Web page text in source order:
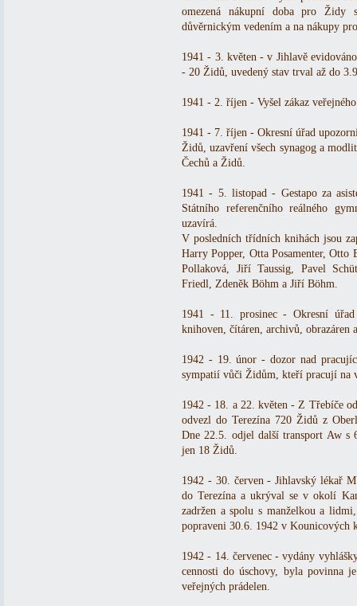
omezená nákupní doba pro Židy
důvěrnickým vedením a na nákupy
1941 - 3. květen - v Jihlavě
- 20 Židů, uvedený stav trval až do
1941 - 2. říjen - Vyšel zákaz
1941 - 7. říjen - Okresní úřad
Židů, uzavření všech synagog a
Čechů a Židů.
1941 - 5. listopad - Gestapo za
Státního referenčního reálného
uzavírá.
V posledních třídních knihách jsou
Harry Popper, Otta Posamenter,
Pollaková, Jiří Taussig, Pavel
Friedl, Zdeněk Böhm a Jiří Böhm.
1941 - 11. prosinec - Okresní
knihoven, čítáren, archivů, obrazáren
1942 - 19. únor - dozor nad
sympatií vůči Židům, kteří pracují na
1942 - 18. a 22. květen - Z Třebíče
odvezl do Terezína 720 Židů z
Dne 22.5. odjel další transport Aw s
jen 18 Židů.
1942 - 30. červen - Jihlavský lékař
do Terezína a ukrýval se v okolí
zadržen a spolu s manželkou a
popraveni 30.6. 1942 v Kounicových
1942 - 14. červenec - vydány
cennosti do úschovy, byla povinna
veřejných prádelen.